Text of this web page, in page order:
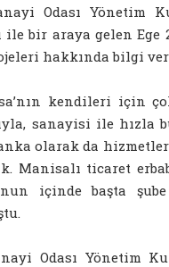
Odası Yönetim
ile bir araya gelen
hakkında bilgi
kendileri için
sanayisi ile hızla
olarak da
Manisalı ticaret
içinde başta
Odası Yönetim